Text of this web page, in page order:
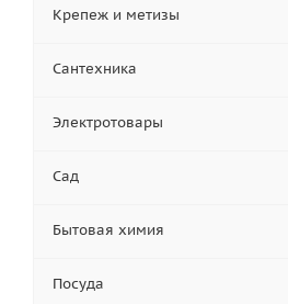
Крепеж и метизы
Сантехника
Электротовары
Сад
Бытовая химия
Посуда